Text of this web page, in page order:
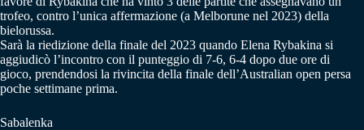
trofeo, contro l’unica affermazione (a Melborune nel 2023) della
bielorussa.
Sarà la riedizione della finale del 2023 quando Elena Rybakina si
aggiudicò l’incontro con il punteggio di 7-6, 6-4 dopo due ore di
gioco, prendendosi la rivincita della finale dell’Australian open persa
poche settimane prima.
Sabalenka